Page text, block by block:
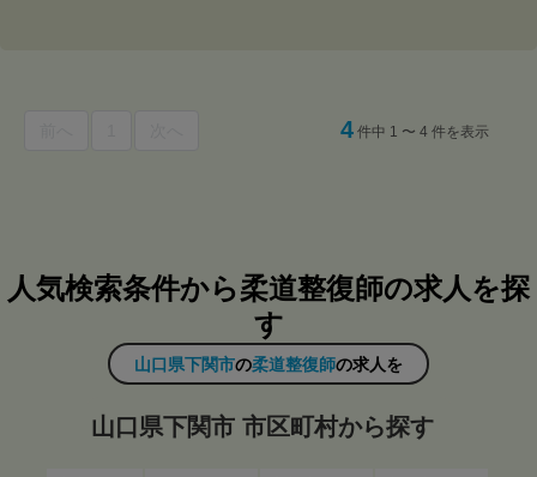
4 件中 1 〜 4 件を表示
人気検索条件から柔道整復師の求人を探
す
山口県下関市の柔道整復師の求人を
山口県下関市 市区町村から探す